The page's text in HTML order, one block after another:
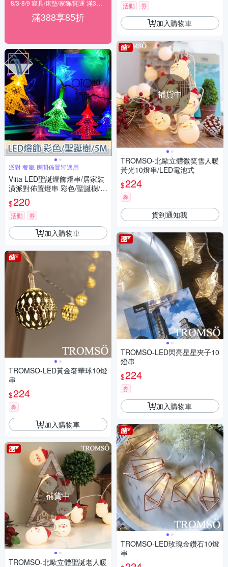
滿388享85折
派對 餐廳 房間佈置皆適用
Viita LED聖誕燈飾燈串/居家裝
潢派對佈置燈串 彩色/聖誕樹/5
M
$220
活動 券
加入購物車
TROMSO-LED黃金奢華球10燈
串
$224
券
加入購物車
補貨中
TROMSO-北歐立體聖誕老人暖
活動 券
加入購物車
補貨中
TROMSO-北歐立體微笑雪人暖
黃光10燈串/LED電池式
$224
券
貨到通知我
TROMSO-LED閃亮星星夾子10
燈串
$224
券
加入購物車
TROMSO-LED玫瑰金鑽石10燈
串